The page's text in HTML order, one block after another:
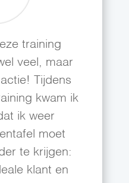
training
veel, maar
Tijdens
kwam ik
ik weer
moet
te krijgen:
klant en